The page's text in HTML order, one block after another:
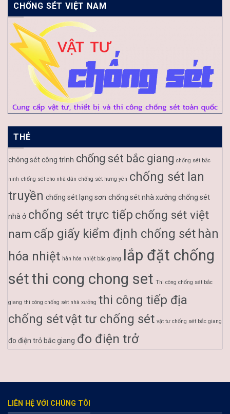
CHỐNG SÉT VIỆT NAM
THẺ
chông sét công trình chống sét bắc giang chống sét bắc
ninh chống sét cho nhà dân chống sét hưng yên chống sét lan
truyền chống sét lạng sơn chống sét nhà xưởng chống sét
nhà ở chống sét trực tiếp chống sét việt
nam cấp giấy kiểm định chống sét hàn
hóa nhiệt hàn hóa nhiệt bắc giang lắp đặt chống
sétthi cong chong set Thi công chống sét bắc
giang thi công chống sét nhà xưởng thi công tiếp địa
chống sétvật tư chống sét vật tư chống sét bắc giang
đo điện trỏ bắc giang đo điện trở
LIÊN HỆ VỚI CHÚNG TÔI